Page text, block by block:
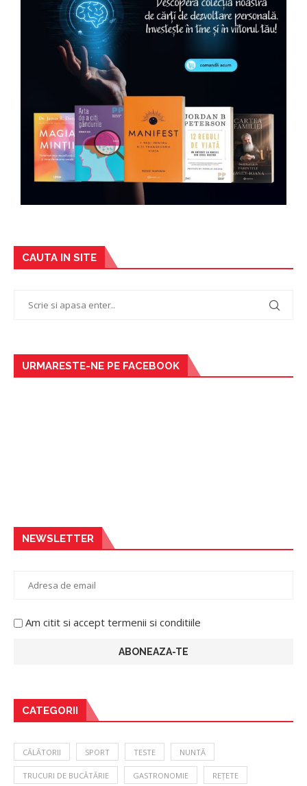
CAUTA IN SITE
URMARESTE-NE PE FACEBOOK
NEWSLETTER
Am citit si accept termenii si conditiile
CATEGORII
CĂLĂTORII SPORT TESTE NUNTĂ
TRUCURI DE BUCĂTĂRIE GASTRONOMIE REȚETE